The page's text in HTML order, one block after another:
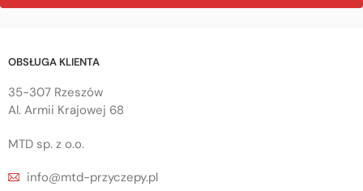
OBSŁUGA KLIENTA
35-307 Rzeszów
Al. Armii Krajowej 68
MTD sp. z o.o.
info@mtd-przyczepy.pl